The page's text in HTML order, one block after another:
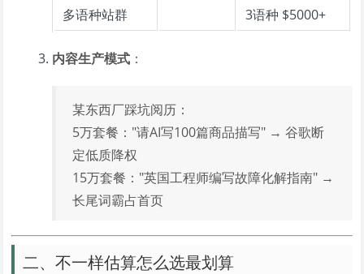
多语种站群
3语种 $5000+
内容生产模式 ：
某东西厂踩坑阅历：
5万套餐："请AI写100篇商品描写" → 谷歌断
定低质降权
15万套餐："英国工程师编写故障化解指南" →
长尾词霸占首页
二、不一样估算怎么选最划算